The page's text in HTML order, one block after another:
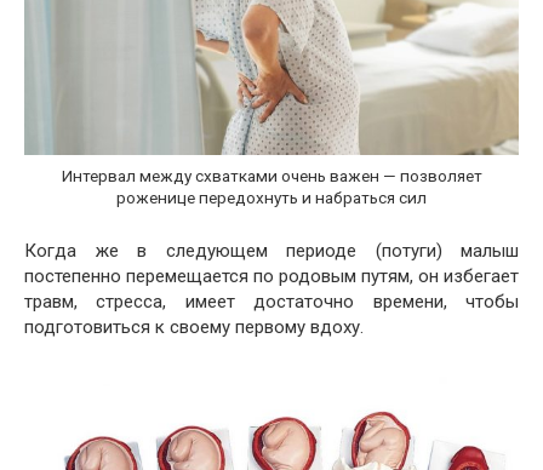
Интервал между схватками очень важен — позволяет
роженице передохнуть и набраться сил
Когда же в следующем периоде (потуги) малыш
постепенно перемещается по родовым путям, он избегает
травм, стресса, имеет достаточно времени, чтобы
подготовиться к своему первому вдоху.